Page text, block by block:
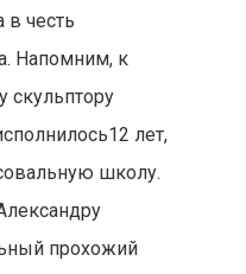
в честь
Напомним, к
скульптору
лет,
школу.
прохожий